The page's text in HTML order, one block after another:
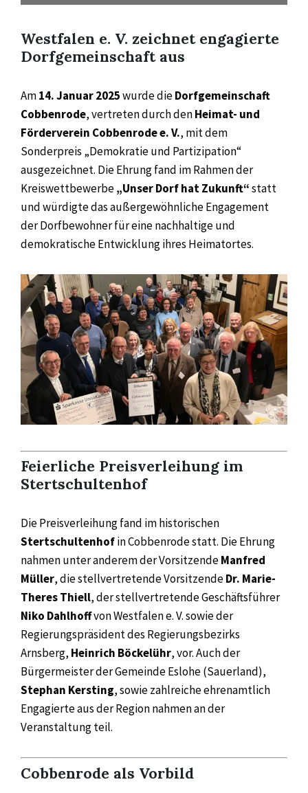
Westfalen e. V. zeichnet engagierte
Dorfgemeinschaft aus
Am14. Januar 2025wurde dieDorfgemeinschaft
Cobbenrode, vertreten durch denHeimat- und
Förderverein Cobbenrode e. V., mit dem
Sonderpreis „Demokratie und Partizipation“
ausgezeichnet. Die Ehrung fand im Rahmen der
Kreiswettbewerbe„Unser Dorf hat Zukunft“statt
und würdigte das außergewöhnliche Engagement
der Dorfbewohner für eine nachhaltige und
demokratische Entwicklung ihres Heimatortes.
Feierliche Preisverleihung im
Stertschultenhof
Die Preisverleihung fand im historischen
Stertschultenhofin Cobbenrode statt. Die Ehrung
nahmen unter anderem der VorsitzendeManfred
Müller, die stellvertretende VorsitzendeDr. Marie-
Theres Thiell, der stellvertretende Geschäftsführer
Niko Dahlhoffvon Westfalen e. V. sowie der
Regierungspräsident des Regierungsbezirks
Arnsberg, Heinrich Böckelühr, vor. Auch der
Bürgermeister der Gemeinde Eslohe (Sauerland),
Stephan Kersting, sowie zahlreiche ehrenamtlich
Engagierte aus der Region nahmen an der
Veranstaltung teil.
Cobbenrode als Vorbild